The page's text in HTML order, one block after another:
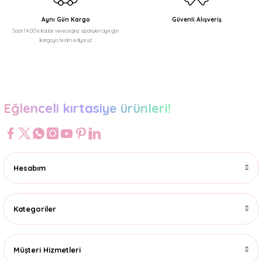
Aynı Gün Kargo
Saat 14:00'e kadar vereceğiniz siparişleri aynı gün
kargoya teslim ediyoruz!
Güvenli Alışveriş
Eğlenceli kırtasiye ürünleri!
Hesabım
Kategoriler
Müşteri Hizmetleri